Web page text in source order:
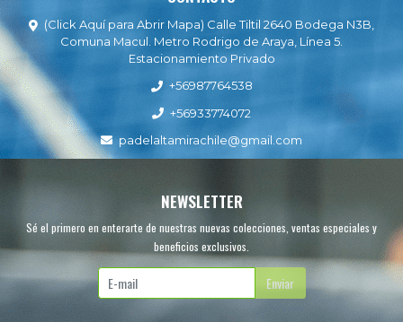
(Click Aquí para Abrir Mapa) Calle Tiltil 2640 Bodega N3B,
Comuna Macul. Metro Rodrigo de Araya, Línea 5.
Estacionamiento Privado
+56987764538
+56933774072
padelaltamirachile@gmail.com
NEWSLETTER
Sé el primero en enterarte de nuestras nuevas colecciones, ventas especiales y
beneficios exclusivos.
Enviar